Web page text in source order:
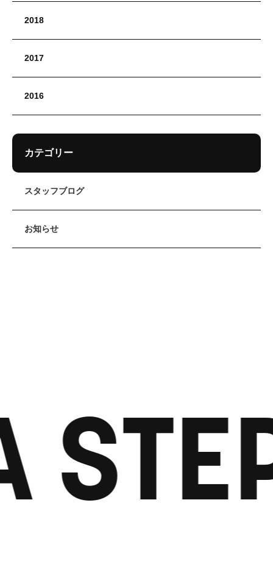
2018
2017
2016
カテゴリー
スタッフブログ
お知らせ